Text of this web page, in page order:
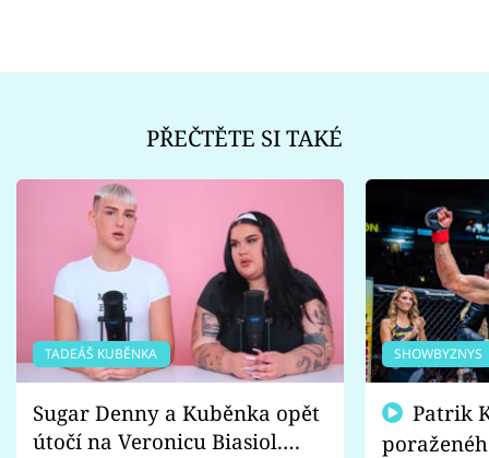
PŘEČTĚTE SI TAKÉ
TADEÁŠ KUBĚNKA
Sugar Denny a Kuběnka opět
útočí na Veronicu Biasiol.
SHOWBYZNYS